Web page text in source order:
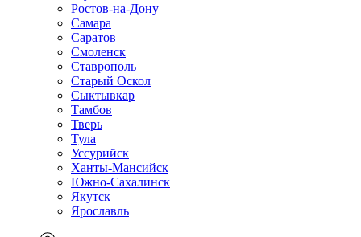
Ростов-на-Дону
Самара
Саратов
Смоленск
Ставрополь
Старый Оскол
Сыктывкар
Тамбов
Тверь
Тула
Уссурийск
Ханты-Мансийск
Южно-Сахалинск
Якутск
Ярославль